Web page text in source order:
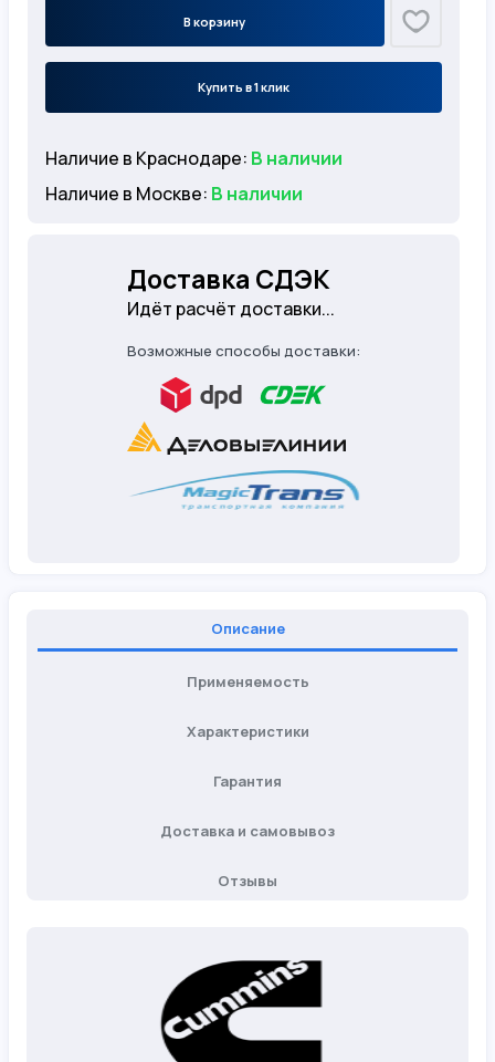
В корзину
Купить в 1 клик
Наличие в Краснодаре: В наличии
Наличие в Москве: В наличии
Доставка СДЭК
Идёт расчёт доставки...
Возможные способы доставки:
Описание
Применяемость
Характеристики
Гарантия
Доставка и самовывоз
Отзывы